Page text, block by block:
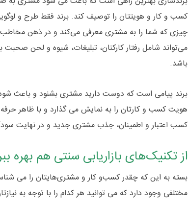
کسب و کار و هویتتان را توصیف کند. برند فقط طرح و
می‌تواند شامل رفتار کارکنان، تبلیغات، شیوه و لحن
باشد.
برند پیامی است که دوست دارید مشتری بشنود و باعث شود
هویت کسب و کارتان را به نمایش می گذارد و با ظاهر
کسب اعتبار و اطمینان، جذب مشتری جدید و در نهایت
از تکنیک‌های بازاریابی سنتی هم بهره
بسته به این که چقدر کسب‌و کار و مشتری‌هایتان را می
مختلفی وجود دارد که می توانید هر کدام را با توجه به